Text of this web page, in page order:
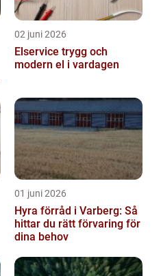
02 juni 2026
Elservice trygg och
modern el i vardagen
01 juni 2026
Hyra förråd i Varberg: Så
hittar du rätt förvaring för
dina behov